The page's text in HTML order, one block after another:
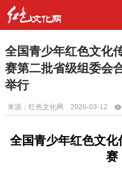
全国青少年红色文化
赛第二批省级组委会
举行
来源：红色文化网 2026-03-12
全国青少年红色文
赛